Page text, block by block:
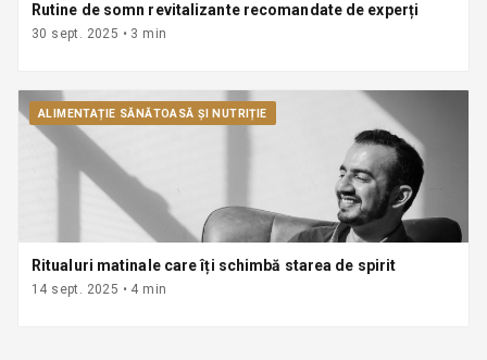
Rutine de somn revitalizante recomandate de experți
30 sept. 2025 • 3 min
ALIMENTAȚIE SĂNĂTOASĂ ȘI NUTRIȚIE
Ritualuri matinale care îți schimbă starea de spirit
14 sept. 2025 • 4 min